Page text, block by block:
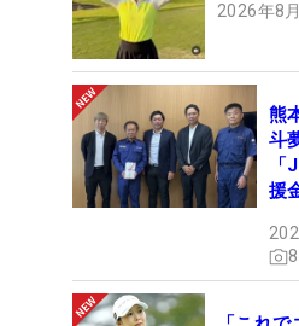
2026年8
熊
斗
援
8